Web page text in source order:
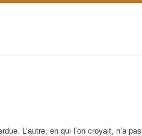
L’autre, en qui l’on croyait, n’a pas